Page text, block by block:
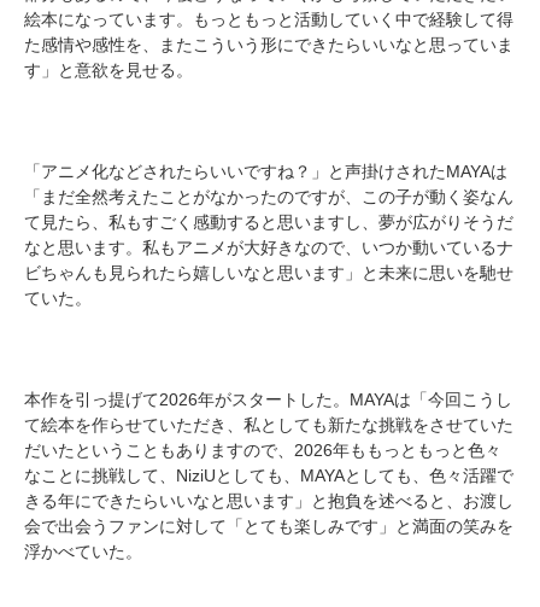
絵本になっています。もっともっと活動していく中で経験して得
た感情や感性を、またこういう形にできたらいいなと思っていま
す」と意欲を見せる。
「アニメ化などされたらいいですね？」と声掛けされたMAYAは
「まだ全然考えたことがなかったのですが、この子が動く姿なん
て見たら、私もすごく感動すると思いますし、夢が広がりそうだ
なと思います。私もアニメが大好きなので、いつか動いているナ
ビちゃんも見られたら嬉しいなと思います」と未来に思いを馳せ
ていた。
本作を引っ提げて2026年がスタートした。MAYAは「今回こうし
て絵本を作らせていただき、私としても新たな挑戦をさせていた
だいたということもありますので、2026年ももっともっと色々
なことに挑戦して、NiziUとしても、MAYAとしても、色々活躍で
きる年にできたらいいなと思います」と抱負を述べると、お渡し
会で出会うファンに対して「とても楽しみです」と満面の笑みを
浮かべていた。